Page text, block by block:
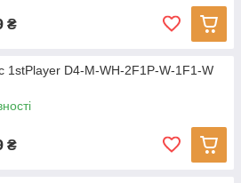
₴
1stPlayer D4-M-WH-2F1P-W-1F1-W
₴